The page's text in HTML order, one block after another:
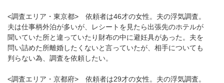
<調査エリア・東京都> 依頼者は46才の女性。夫の浮気調査。
夫は仕事柄外泊が多いが、レシートを見たら出張先のホテルが
聞いていた所と違っていたり財布の中に避妊具があった。夫を
問い詰めた所離婚したくないと言っていたが、相手についても
判らない為、調査を依頼したい。
<調査エリア・京都府> 依頼者は29才の女性。夫の浮気調査。